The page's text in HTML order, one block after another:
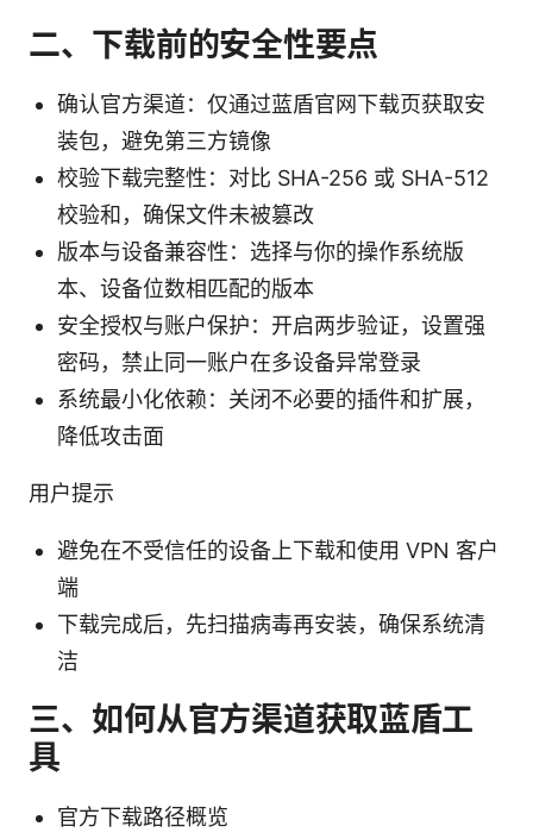
二、下载前的安全性要点
确认官方渠道：仅通过蓝盾官网下载页获取安
装包，避免第三方镜像
校验下载完整性：对比 SHA-256 或 SHA-512
校验和，确保文件未被篡改
版本与设备兼容性：选择与你的操作系统版
本、设备位数相匹配的版本
安全授权与账户保护：开启两步验证，设置强
密码，禁止同一账户在多设备异常登录
系统最小化依赖：关闭不必要的插件和扩展，
降低攻击面
用户提示
避免在不受信任的设备上下载和使用 VPN 客户
端
下载完成后，先扫描病毒再安装，确保系统清
洁
三、如何从官方渠道获取蓝盾工
具
官方下载路径概览